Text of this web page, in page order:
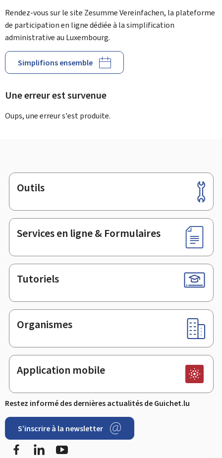
Rendez-vous sur le site Zesumme Vereinfachen, la plateforme
de participation en ligne dédiée à la simplification
administrative au Luxembourg.
Simplifions ensemble
Une erreur est survenue
Oups, une erreur s'est produite.
Pied
de
page
Outils
Services en ligne & Formulaires
Tutoriels
Organismes
Application mobile
Restez informé des dernières actualités de Guichet.lu
S’inscrire à la newsletter
FacebookLinkedIn